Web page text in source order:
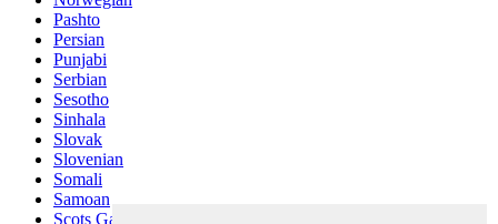
Pashto
Persian
Punjabi
Serbian
Sesotho
Sinhala
Slovak
Slovenian
Somali
Samoan
Scots Gaelic